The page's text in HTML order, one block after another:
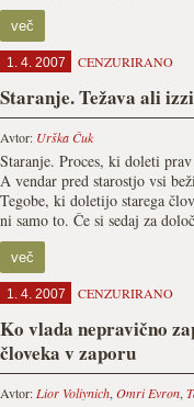
več
1. 4. 2007 CENZURIRANO
Staranje. Težava ali
Avtor: Urška Čuk
Staranje. Proces, ki doleti
A vendar pred starostjo vsi
Tegobe, ki doletijo starega
ni samo to. Če si sedaj za
več
1. 4. 2007 CENZURIRANO
Ko vlada nepravično
človeka v zaporu
Avtor: Lior Voliynich, Omri Evron,